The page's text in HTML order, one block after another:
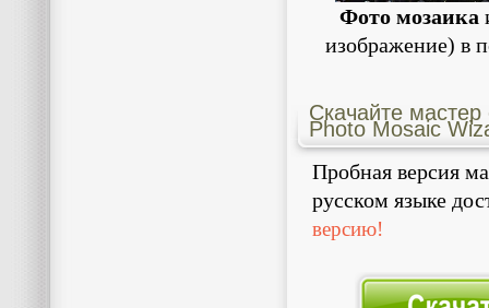
Фото мозаика
изображение) в
Скачайте
Photo Mosaic
Пробная версия
русском языке
версию!